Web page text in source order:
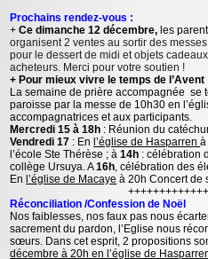
Prochains rendez-vous :
+Ce dimanche 12 décembre, les
organisent 2 ventes au sortir des
pour le dessert de midi et objets
acheteurs. Merci pour votre soutien !
+ Pour mieux vivre le temps de
La semaine de prière accompagnée se
paroisse par la messe de 10h30 en
accompagnatrices et aux participants.
Mercredi 15 à 18h : Réunion du
Vendredi 17 : Enl’église de Hasparren
l’école Ste Thérèse ; à14h : célébration
collège Ursuya. A16h , célébration des
Enl’église de Macaye à 20h Concert de
Réconciliation /Confession de Noël
Nos faiblesses, nos faux pas nous
sacrement du pardon, l’Eglise nous
sœurs. Dans cet esprit, 2 propositions
décembre à 20h en l’église de